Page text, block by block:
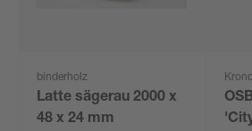
binderholz
Latte sägerau 2000 x
48 x 24 mm